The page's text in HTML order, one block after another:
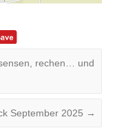
rechen… und
September 2025 →